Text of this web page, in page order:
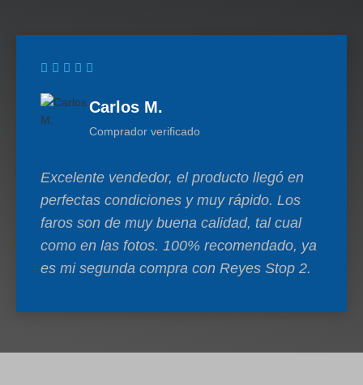
Carlos M.
Comprador verificado
Excelente vendedor, el producto llegó en
perfectas condiciones y muy rápido. Los
faros son de muy buena calidad, tal cual
como en las fotos. 100% recomendado, ya
es mi segunda compra con Reyes Stop 2.